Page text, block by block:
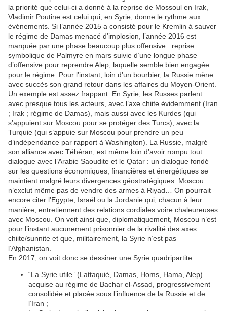
la priorité que celui-ci a donné à la reprise de Mossoul en Irak,
Vladimir Poutine est celui qui, en Syrie, donne le rythme aux
événements. Si l’année 2015 a consisté pour le Kremlin à sauver
le régime de Damas menacé d’implosion, l’année 2016 est
marquée par une phase beaucoup plus offensive : reprise
symbolique de Palmyre en mars suivie d’une longue phase
d’offensive pour reprendre Alep, laquelle semble bien engagée
pour le régime. Pour l’instant, loin d’un bourbier, la Russie mène
avec succès son grand retour dans les affaires du Moyen-Orient.
Un exemple est assez frappant. En Syrie, les Russes parlent
avec presque tous les acteurs, avec l’axe chiite évidemment (Iran
; Irak ; régime de Damas), mais aussi avec les Kurdes (qui
s’appuient sur Moscou pour se protéger des Turcs), avec la
Turquie (qui s’appuie sur Moscou pour prendre un peu
d’indépendance par rapport à Washington). La Russie, malgré
son alliance avec Téhéran, est même loin d’avoir rompu tout
dialogue avec l’Arabie Saoudite et le Qatar : un dialogue fondé
sur les questions économiques, financières et énergétiques se
maintient malgré leurs divergences géostratégiques. Moscou
n’exclut même pas de vendre des armes à Riyad… On pourrait
encore citer l’Egypte, Israël ou la Jordanie qui, chacun à leur
manière, entretiennent des relations cordiales voire chaleureuses
avec Moscou. On voit ainsi que, diplomatiquement, Moscou n’est
pour l’instant aucunement prisonnier de la rivalité des axes
chiite/sunnite et que, militairement, la Syrie n’est pas
l’Afghanistan.
En 2017, on voit donc se dessiner une Syrie quadripartite :
“La Syrie utile” (Lattaquié, Damas, Homs, Hama, Alep)
acquise au régime de Bachar el-Assad, progressivement
consolidée et placée sous l’influence de la Russie et de
l’Iran ;